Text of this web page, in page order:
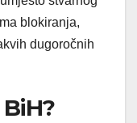
blokiranja,
dugoročnih